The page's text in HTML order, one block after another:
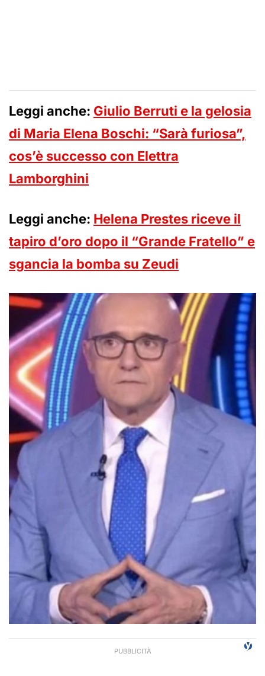
Leggi anche: Giulio Berruti e la gelosia
di Maria Elena Boschi: “Sarà furiosa”,
cos’è successo con Elettra
Lamborghini
Leggi anche: Helena Prestes riceve il
tapiro d’oro dopo il “Grande Fratello” e
sgancia la bomba su Zeudi